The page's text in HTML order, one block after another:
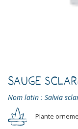
Sauge
Nom latin : Salvia
Plante